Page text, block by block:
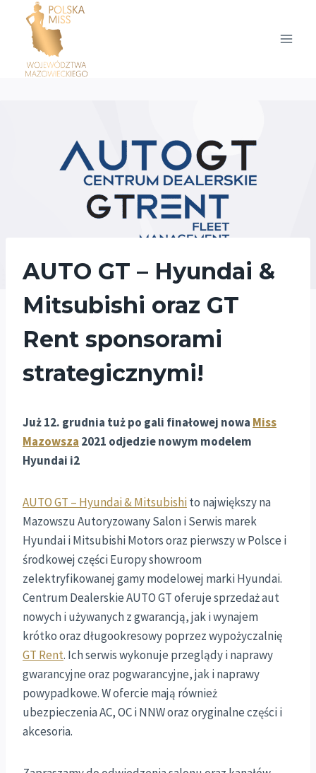
Przejdź
AUTO GT – Hyundai &
Mitsubishi oraz GT
Rent sponsorami
strategicznymi!
Już 12. grudnia tuż po gali finałowej nowa Miss
Mazowsza 2021 odjedzie nowym modelem
Hyundai i2
AUTO GT – Hyundai & Mitsubishi to największy na
Mazowszu Autoryzowany Salon i Serwis marek
Hyundai i Mitsubishi Motors oraz pierwszy w Polsce i
środkowej części Europy showroom
zelektryfikowanej gamy modelowej marki Hyundai.
Centrum Dealerskie AUTO GT oferuje sprzedaż aut
nowych i używanych z gwarancją, jak i wynajem
krótko oraz długookresowy poprzez wypożyczalnię
GT Rent. Ich serwis wykonuje przeglądy i naprawy
gwarancyjne oraz pogwarancyjne, jak i naprawy
powypadkowe. W ofercie mają również
ubezpieczenia AC, OC i NNW oraz oryginalne części i
akcesoria.